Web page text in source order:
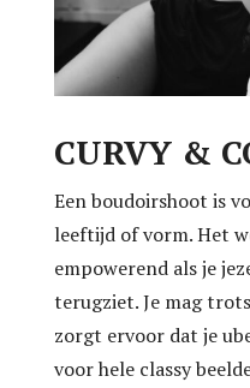
CURVY &
Een boudoirshoot is
leeftijd of vorm. Het
empowerend als je
terugziet. Je mag
zorgt ervoor dat je
voor hele classy